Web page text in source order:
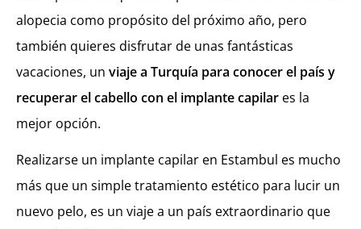
alopecia como propósito del próximo año, pero
también quieres disfrutar de unas fantásticas
vacaciones, un viaje a Turquía para conocer el país y
recuperar el cabello con el implante capilar es la
mejor opción.
Realizarse un implante capilar en Estambul es mucho
más que un simple tratamiento estético para lucir un
nuevo pelo, es un viaje a un país extraordinario que